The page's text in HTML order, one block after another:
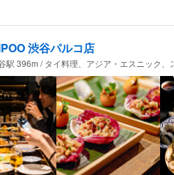
渋谷パルコ店
駅 396m / タイ料理、アジア・エスニック、